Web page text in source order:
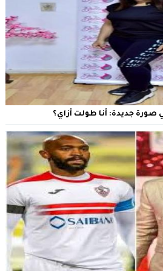
صورة جديدة: أنا طولت أزاي؟